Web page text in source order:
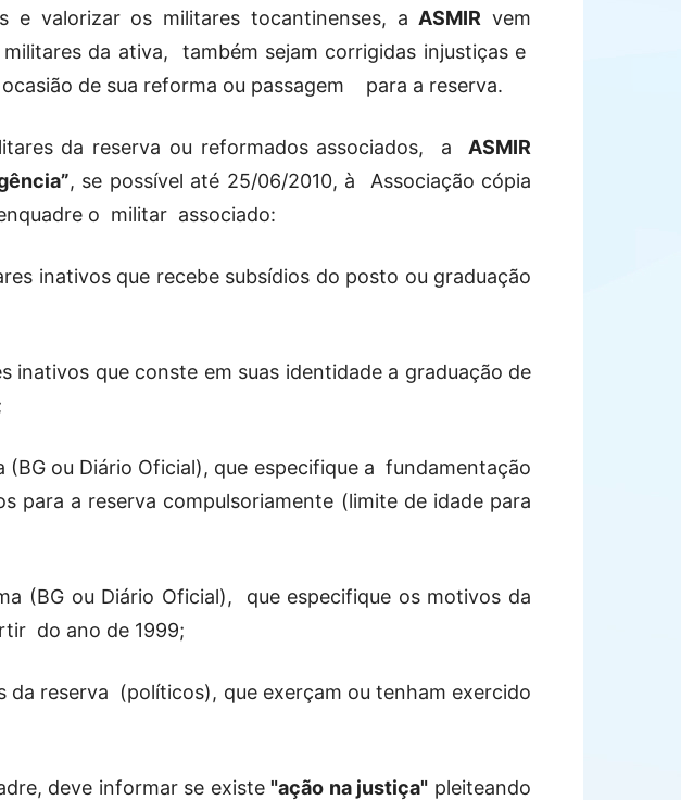
e valorizar os militares tocantinenses, a ASMIR vem
militares da ativa,
também sejam corrigidas injustiças e
de sua reforma ou passagem para a reserva.
da reserva ou reformados associados, a
ASMIR
, se possível até 25/06/2010, à
Associação cópia
o militar associado:
inativos que recebe subsídios do posto ou graduação
inativos que conste em suas identidade a graduação de
ou Diário Oficial), que especifique a fundamentação
para a reserva compulsoriamente (limite de idade para
(BG ou Diário Oficial),
que especifique os motivos da
do ano de 1999;
da reserva (políticos), que exerçam ou tenham exercido
deve informar se existe"ação na justiça" pleiteando